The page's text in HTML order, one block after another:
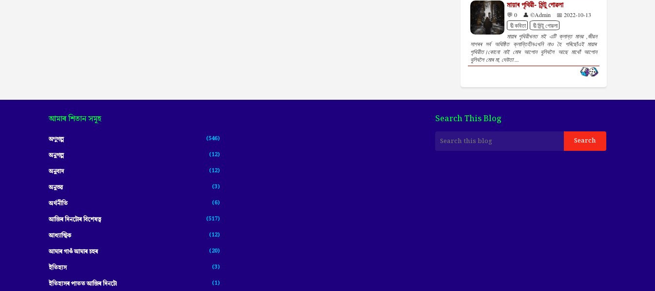
মায়াৰ পৃথিৱী- মিন্টু গোৱলা
💬 0 👤 ©Admin
📅 2022-10-13
🔖কবিতা
🔖মিন্টু গোৱলা
মায়াৰ পৃথিৱীখনত মই এটি ক্লান্ত মানৱ ,জীৱন
সাগৰৰ সৰ্ব অধিষ্ঠিত ক্লান্তিহীনএখনি নাও হৈ পৰিছোঁএই মায়াৰ
পৃথিৱীত।কোনো নাই মোৰ আপোন বুলিবলৈ আছে মাথোঁ আপোন
বুলিবলৈ মোৰ মা, দেউতা ...
আমাৰ শিতান সমূহ
অণুগল্প (546)
অনুগল্প (12)
অনুবাদ (12)
অনুভৱ (3)
অৰ্থনীতি (6)
আজিৰ দিনটোৰ বিশেষত্ব (517)
আধ্যাত্মিক (12)
আমাৰ গাওঁ আমাৰ চহৰ (20)
ইতিহাস (3)
ইতিহাসৰ পাতত আজিৰ দিনটো (1)
Search This Blog